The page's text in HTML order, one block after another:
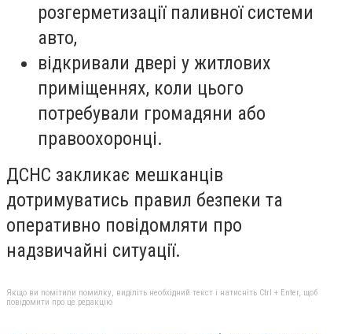
розгерметизації паливної системи
авто,
відкривали двері у житлових
приміщеннях, коли цього
потребували громадяни або
правоохоронці.
ДСНС закликає мешканців
дотримуватись правил безпеки та
оперативно повідомляти про
надзвичайні ситуації.
Якщо ви помітили помилку, виділіть необхідний текст і натисніть Ctrl + Enter, щоб
повідомити про це редакцію